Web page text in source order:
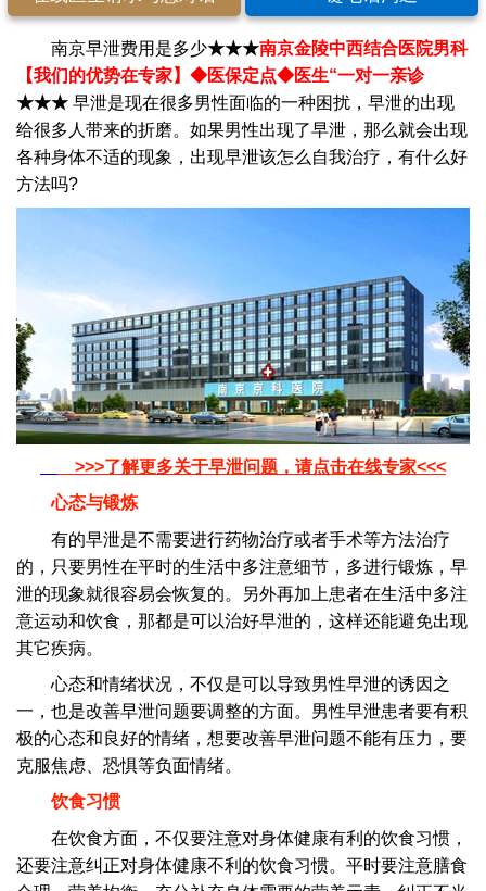
南京早泄费用是多少★★★南京金陵中西结合医院男科
【我们的优势在专家】◆医保定点◆医生“一对一亲诊
★★★ 早泄是现在很多男性面临的一种困扰，早泄的出现
给很多人带来的折磨。如果男性出现了早泄，那么就会出现
各种身体不适的现象，出现早泄该怎么自我治疗，有什么好
方法吗?
>>>了解更多关于早泄问题，请点击在线专家<<<
心态与锻炼
有的早泄是不需要进行药物治疗或者手术等方法治疗
的，只要男性在平时的生活中多注意细节，多进行锻炼，早
泄的现象就很容易会恢复的。另外再加上患者在生活中多注
意运动和饮食，那都是可以治好早泄的，这样还能避免出现
其它疾病。
心态和情绪状况，不仅是可以导致男性早泄的诱因之
一，也是改善早泄问题要调整的方面。男性早泄患者要有积
极的心态和良好的情绪，想要改善早泄问题不能有压力，要
克服焦虑、恐惧等负面情绪。
饮食习惯
在饮食方面，不仅要注意对身体健康有利的饮食习惯，
还要注意纠正对身体健康不利的饮食习惯。平时要注意膳食